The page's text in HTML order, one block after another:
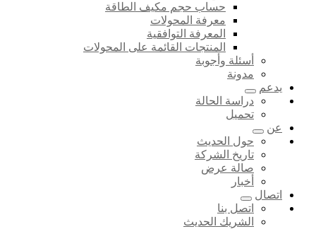
حساب حجم مكيف الطاقة
معرفة المحولات
المعرفة التوافقية
المنتجات القائمة على المحولات
أسئلة وأجوبة
مدونة
يدعم
دراسة الحالة
تحميل
عن
حول الحديث
تاريخ الشركة
صالة عرض
أخبار
اتصال
اتصل بنا
الشريك الحديث